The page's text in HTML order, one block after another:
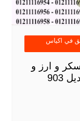
في اكياس
سكر و ارز و
مكرونة بكيس لحام خلفي موديل 903